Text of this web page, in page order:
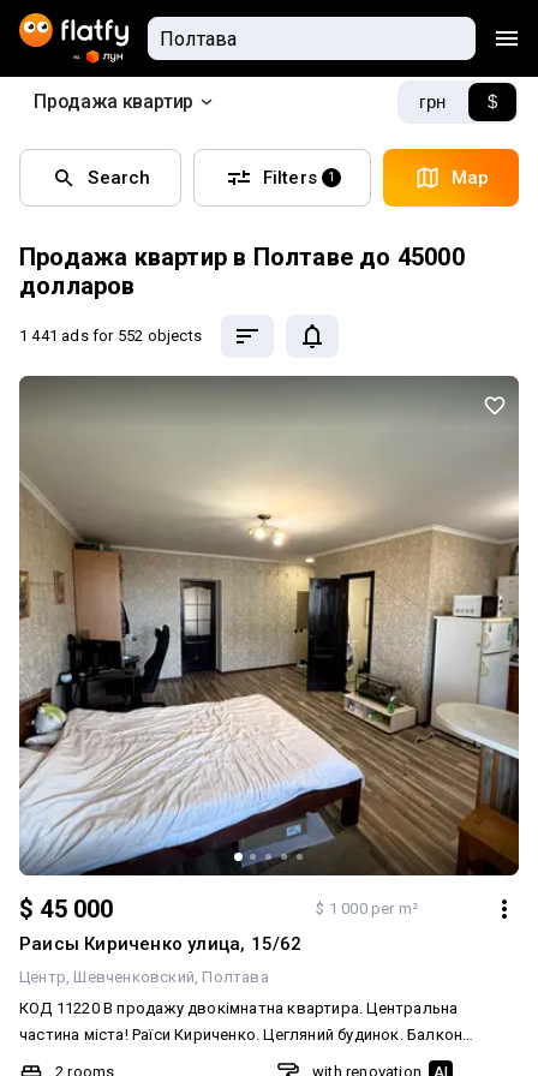
Продажа квартир грн $
Search Filters 1 Map
Продажа квартир в Полтаве до 45000
долларов
1 441 ads for 552 objects
$ 45 000 $ 1 000 per m²
Раисы Кириченко улица, 15/62
Центр Шевченковский Полтава
КОД 11220 В продажу двокімнатна квартира. Центральна
частина міста! Раїси Кириченко. Цегляний будинок. Балкон
засклений. Поверх пятий. Квартира світла та затишна. Гарний
2 rooms
with renovation AI